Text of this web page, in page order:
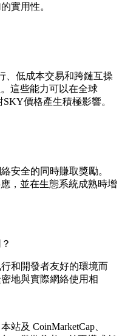
實用性。
低成本交易和跨鏈互操
這些能力可以在全球
價格產生積極影響。
安全的同時賺取獎勵。
，並在生態系統成熟時增
和開發者友好的環境而
地與實際網絡使用相
站及 CoinMarketCap、